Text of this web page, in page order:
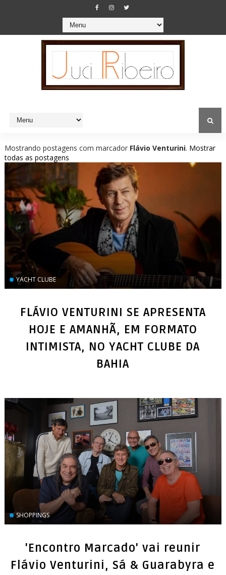
Mostrando postagens com marcador Flávio Venturini. Mostrar
todas as postagens
YACHT CLUBE
FLÁVIO VENTURINI SE APRESENTA
HOJE E AMANHÃ, EM FORMATO
INTIMISTA, NO YACHT CLUBE DA
BAHIA
SHOPPINGS
'Encontro Marcado' vai reunir
Flávio Venturini, Sá & Guarabyra e